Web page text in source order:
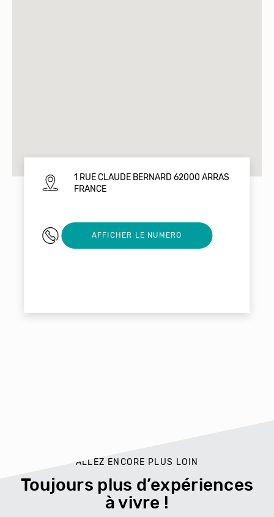
1 RUE CLAUDE BERNARD 62000 ARRAS
FRANCE
0149900083
AFFICHER LE NUMERO
ALLEZ ENCORE PLUS LOIN
Toujours plus d’expériences
à vivre !